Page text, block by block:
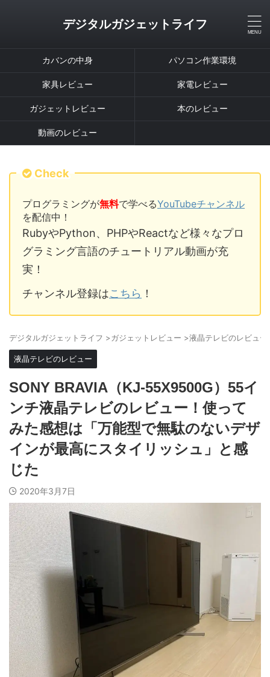
デジタルガジェットライフ
カバンの中身 パソコン作業環境
家具レビュー 家電レビュー
ガジェットレビュー 本のレビュー
動画のレビュー
Check
プログラミングが無料で学べるYouTubeチャンネル
を配信中！
RubyやPython、PHPやReactなど様々なプロ
グラミング言語のチュートリアル動画が充
実！
チャンネル登録はこちら ！
デジタルガジェットライフ >ガジェットレビュー >液晶テレビのレビュー
液晶テレビのレビュー
SONY BRAVIA（KJ-55X9500G）55イ
ンチ液晶テレビのレビュー！使って
みた感想は「万能型で無駄のないデザ
インが最高にスタイリッシュ」と感
じた
2020年3月7日